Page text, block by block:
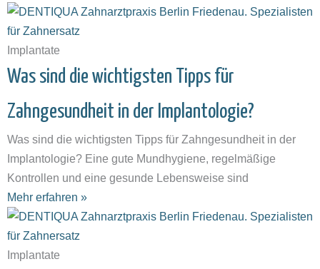
Implantate
Was sind die wichtigsten Tipps für
Zahngesundheit in der Implantologie?
Was sind die wichtigsten Tipps für Zahngesundheit in der
Implantologie? Eine gute Mundhygiene, regelmäßige
Kontrollen und eine gesunde Lebensweise sind
Mehr erfahren »
Implantate